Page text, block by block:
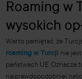
Roaming w
wysokich
Warto pamiętać, że
roaming w Turcji nie
państwach UE. Oznacza
najprawdopodobniej